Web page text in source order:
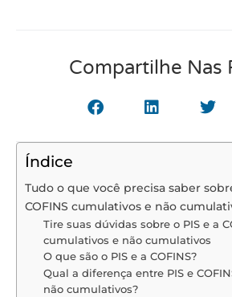
Compartilhe Nas
Índice
Tudo o que você precisa saber
COFINS cumulativos e não
Tire suas dúvidas sobre o PIS e a
cumulativos e não cumulativos
O que são o PIS e a COFINS?
Qual a diferença entre PIS e
não cumulativos?